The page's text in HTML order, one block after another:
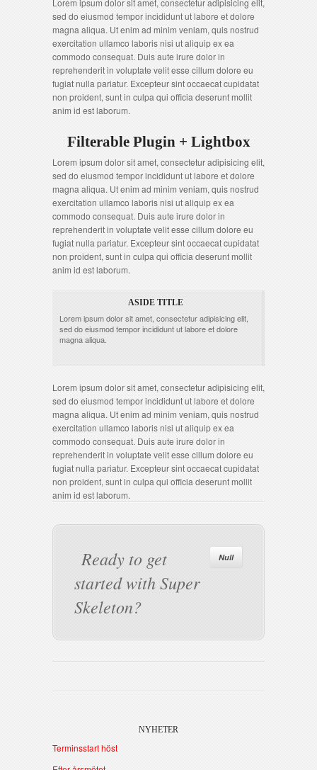
Lorem ipsum dolor sit amet, consectetur adipisicing elit,
sed do eiusmod tempor incididunt ut labore et dolore
magna aliqua. Ut enim ad minim veniam, quis nostrud
exercitation ullamco laboris nisi ut aliquip ex ea
commodo consequat. Duis aute irure dolor in
reprehenderit in voluptate velit esse cillum dolore eu
fugiat nulla pariatur. Excepteur sint occaecat cupidatat
non proident, sunt in culpa qui officia deserunt mollit
anim id est laborum.
Filterable Plugin + Lightbox
Lorem ipsum dolor sit amet, consectetur adipisicing elit,
sed do eiusmod tempor incididunt ut labore et dolore
magna aliqua. Ut enim ad minim veniam, quis nostrud
exercitation ullamco laboris nisi ut aliquip ex ea
commodo consequat. Duis aute irure dolor in
reprehenderit in voluptate velit esse cillum dolore eu
fugiat nulla pariatur. Excepteur sint occaecat cupidatat
non proident, sunt in culpa qui officia deserunt mollit
anim id est laborum.
ASIDE TITLE
Lorem ipsum dolor sit amet, consectetur adipisicing elit,
sed do eiusmod tempor incididunt ut labore et dolore
magna aliqua.
Lorem ipsum dolor sit amet, consectetur adipisicing elit,
sed do eiusmod tempor incididunt ut labore et dolore
magna aliqua. Ut enim ad minim veniam, quis nostrud
exercitation ullamco laboris nisi ut aliquip ex ea
commodo consequat. Duis aute irure dolor in
reprehenderit in voluptate velit esse cillum dolore eu
fugiat nulla pariatur. Excepteur sint occaecat cupidatat
non proident, sunt in culpa qui officia deserunt mollit
anim id est laborum.
Null
Ready to get
started with Super
Skeleton?
NYHETER
Terminsstart höst